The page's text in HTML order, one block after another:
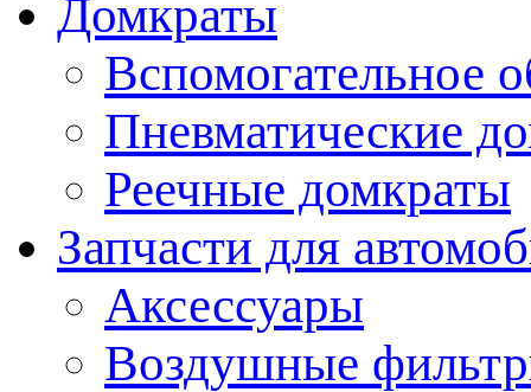
Домкраты
Вспомогательное
Пневматические
Реечные домкраты
Запчасти для
Аксессуары
Воздушные